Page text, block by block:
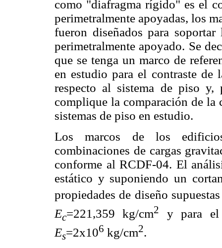
como "diafragma rígido" es el
perimetralmente apoyadas, los
fueron diseñados para
perimetralmente apoyado. Se
que se tenga un marco de
en estudio para el contraste
respecto al sistema de piso y,
complique la comparación de
sistemas de piso en estudio.
Los marcos de los
combinaciones de cargas
conforme al RCDF-04. El
estático y suponiendo un
propiedades de diseño
Ec=221,359 kg/cm2
y para el
Es=2x106 kg/cm2.